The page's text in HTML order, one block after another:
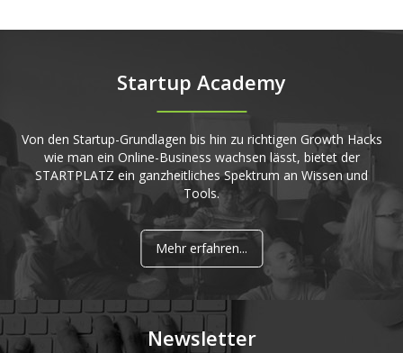
Startup Academy
Von den Startup-Grundlagen bis hin zu richtigen Growth Hacks
wie man ein Online-Business wachsen lässt, bietet der
STARTPLATZ ein ganzheitliches Spektrum an Wissen und
Tools.
Mehr erfahren...
Newsletter